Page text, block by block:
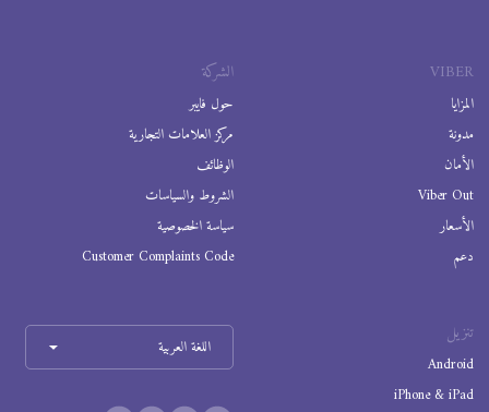
VIBER
المزايا
مدونة
الأمان
Viber Out
الأسعار
دعم
الشركة
حول فايبر
مركز العلامات التجارية
الوظائف
الشروط والسياسات
سياسة الخصوصية
Customer Complaints Code
تنزيل
Android
iPhone & iPad
اللغة العربية